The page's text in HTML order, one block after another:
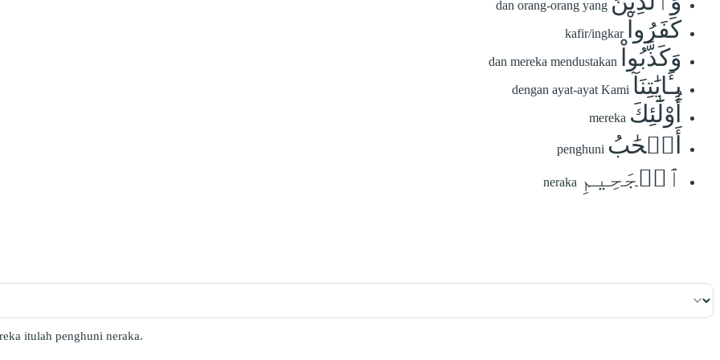
dan orang-orang yang
كَفَرُواْ kafir/ingkar
وَكَذَّبُواْ dan mereka mendustakan
بِـَٔايَٰتِنَآ dengan ayat-ayat Kami
أُوْلَٰٓئِكَ mereka
أَصۡحَٰبُ penghuni
ٱلۡجَحِيمِ neraka
itulah penghuni neraka.